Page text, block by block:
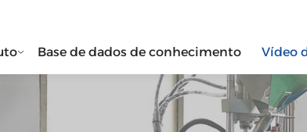
Base de dados de conhecimento Vídeo